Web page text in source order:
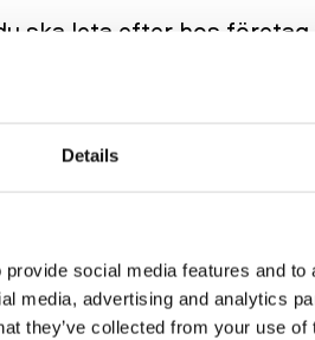
Details
social media features and
media, advertising and analytics
they’ve collected from your use
ska leta efter hos
vad du erbjuder. Du
befintliga kunder. Igen,